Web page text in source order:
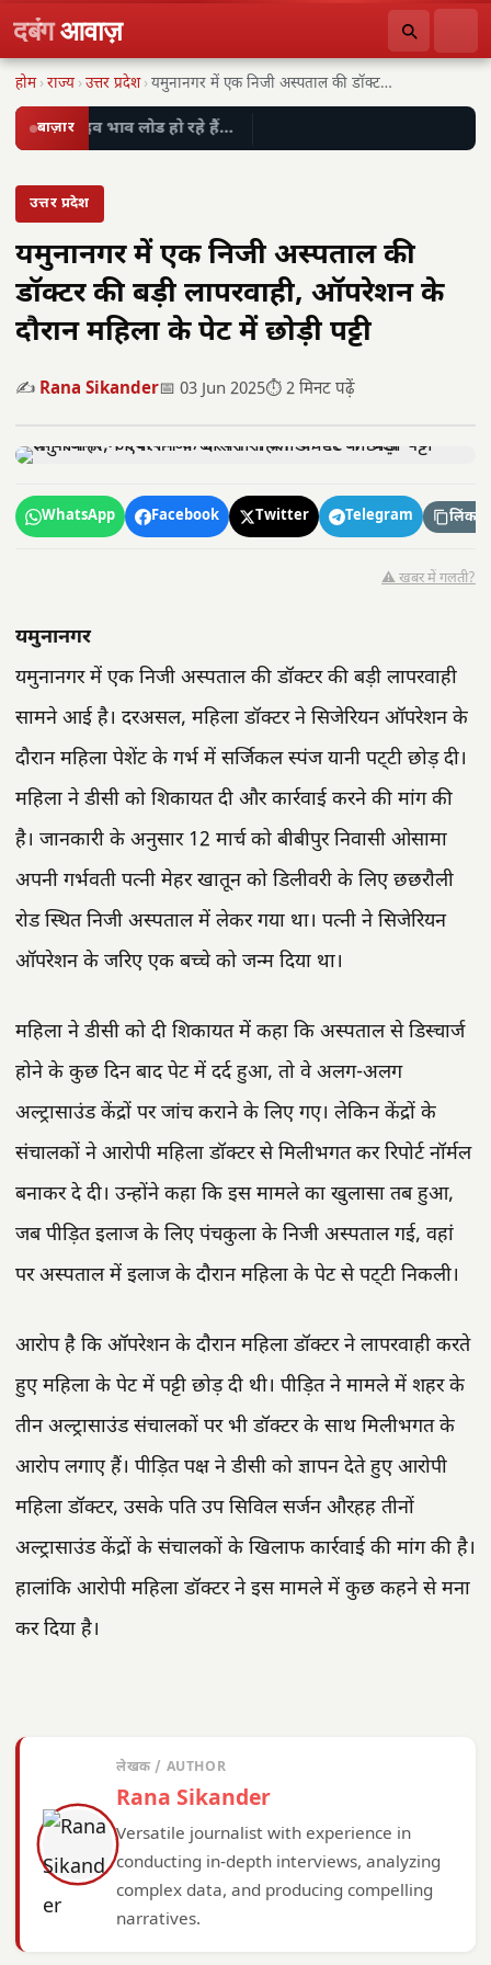
दबंगआवाज़
होम ›राज्य ›उत्तर प्रदेश › यमुनानगर में एक निजी अस्पताल की डॉक्टर की…
बाज़ारलाइव भाव लोड हो रहे हैं…
उत्तर प्रदेश
यमुनानगर में एक निजी अस्पताल की
डॉक्टर की बड़ी लापरवाही, ऑपरेशन के
दौरान महिला के पेट में छोड़ी पट्टी
✍️ Rana Sikander📅 03 Jun 2025⏱️ 2 मिनट पढ़ें
WhatsApp Facebook Twitter Telegram लिंक
⚠️ खबर में गलती?
यमुनानगर
यमुनानगर में एक निजी अस्पताल की डॉक्टर की बड़ी लापरवाही
सामने आई है। दरअसल, महिला डॉक्टर ने सिजेरियन ऑपरेशन के
दौरान महिला पेशेंट के गर्भ में सर्जिकल स्पंज यानी पट्‌टी छोड़ दी।
महिला ने डीसी को शिकायत दी और कार्रवाई करने की मांग की
है। जानकारी के अनुसार 12 मार्च को बीबीपुर निवासी ओसामा
अपनी गर्भवती पत्नी मेहर खातून को डिलीवरी के लिए छछरौली
रोड स्थित निजी अस्पताल में लेकर गया था। पत्नी ने सिजेरियन
ऑपरेशन के जरिए एक बच्चे को जन्म दिया था।
महिला ने डीसी को दी शिकायत में कहा कि अस्पताल से डिस्चार्ज
होने के कुछ दिन बाद पेट में दर्द हुआ, तो वे अलग-अलग
अल्ट्रासाउंड केंद्रों पर जांच कराने के लिए गए। लेकिन केंद्रों के
संचालकों ने आरोपी महिला डॉक्टर से मिलीभगत कर रिपोर्ट नॉर्मल
बनाकर दे दी। उन्होंने कहा कि इस मामले का खुलासा तब हुआ,
जब पीड़ित इलाज के लिए पंचकुला के निजी अस्पताल गई, वहां
पर अस्पताल में इलाज के दौरान महिला के पेट से पट्‌टी निकली।
आरोप है कि ऑपरेशन के दाैरान महिला डॉक्टर ने लापरवाही करते
हुए महिला के पेट में पट्टी छोड़ दी थी। पीड़ित ने मामले में शहर के
तीन अल्ट्रासाउंड संचालकों पर भी डॉक्टर के साथ मिलीभगत के
आरोप लगाए हैं। पीड़ित पक्ष ने डीसी को ज्ञापन देते हुए आरोपी
महिला डॉक्टर, उसके पति उप सिविल सर्जन औरहह तीनों
अल्ट्रासाउंड केंद्रों के संचालकों के खिलाफ कार्रवाई की मांग की है।
हालांकि आरोपी महिला डॉक्टर ने इस मामले में कुछ कहने से मना
कर दिया है।
लेखक / AUTHOR
Rana Sikander
Versatile journalist with experience in
conducting in-depth interviews, analyzing
complex data, and producing compelling
narratives.